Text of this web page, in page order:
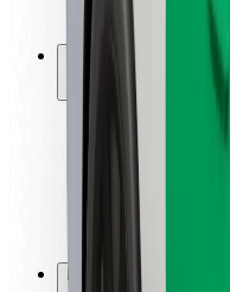
Sikkerhetslab
Steder
Byløsninger
Flyplasser
Bolt-ladestasjoner
Brukerstøtte